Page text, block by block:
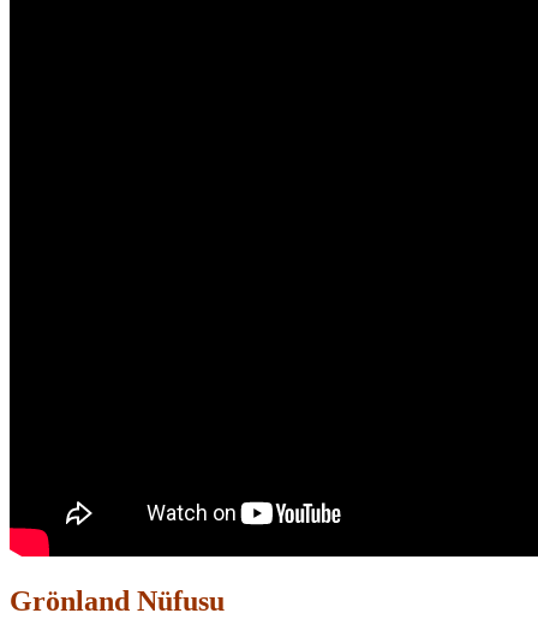
Grönland Nüfusu